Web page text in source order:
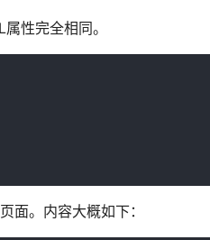
性完全相同。
。内容大概如下：